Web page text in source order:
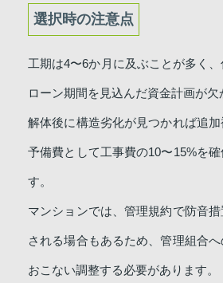
選択時の注意点
工期は4〜6か月に及ぶことが多く
ローン期間を見込んだ資金計画が欠
解体後に構造劣化が見つかれば追加
予備費として工事費の10〜15%を
す。
マンションでは、管理規約で防音
される場合もあるため、管理組合
おこない調整する必要があります。